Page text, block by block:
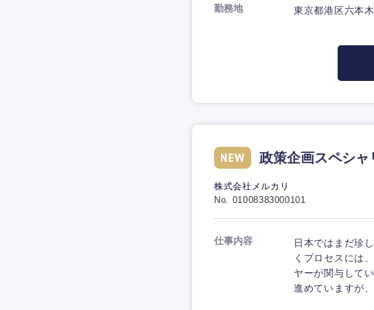
勤務地 東京都港区六本
政策企画スペシャ
株式会社メルカリ
No. 01008383000101
仕事内容
日本ではまだ珍
くプロセスには
ヤーが関与して
進めていますが